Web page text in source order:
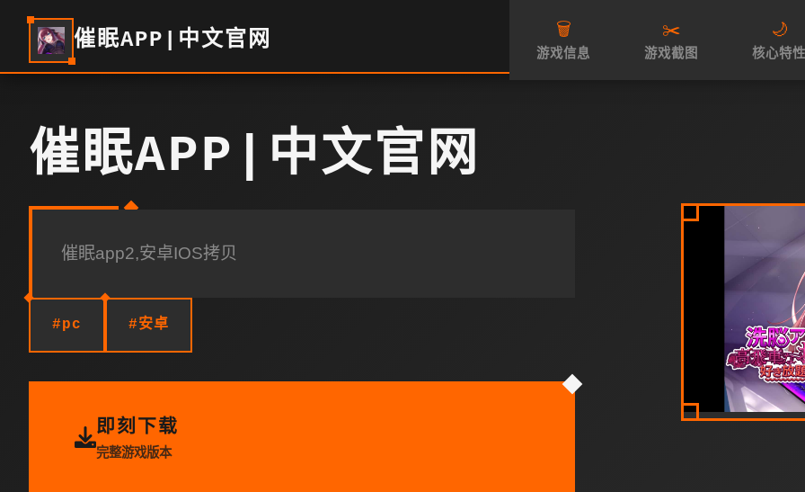
催眠APP|中文官网 🗑️
游戏信息
✂️
游戏截图
🌙
核心特性
催眠APP|中文官网
催眠app2,安卓IOS拷贝
#pc #安卓
即刻下载
完整游戏版本